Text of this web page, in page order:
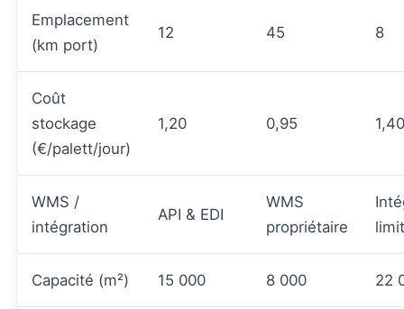
Emplacement
(km port)
12 45 8
Coût
stockage
(€/palett/jour)
1,20 0,95 1,40
WMS /
intégration
API & EDI
WMS
propriétaire
Capacité (m²) 15 000 8 000 22